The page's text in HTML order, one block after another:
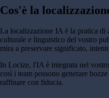
Cos'è la
La localizzazione IA è la pratica di
culturale e linguistico del vostro
mira a preservare significato,
In Locize, l'IA è integrata nel
così i team possono generare
raffinare con fiducia.